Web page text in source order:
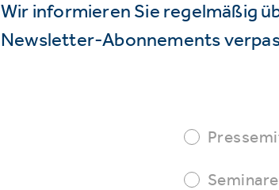
Wir informieren Sie regelmäßig
Newsletter-Abonnements